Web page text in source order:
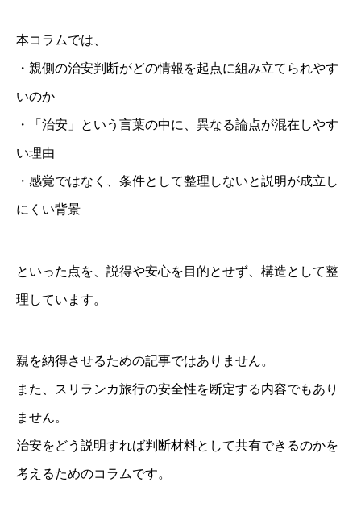
本コラムでは、
・親側の治安判断がどの情報を起点に組み立てられやす
いのか
・「治安」という言葉の中に、異なる論点が混在しやす
い理由
・感覚ではなく、条件として整理しないと説明が成立し
にくい背景
といった点を、説得や安心を目的とせず、構造として整
理しています。
親を納得させるための記事ではありません。
また、スリランカ旅行の安全性を断定する内容でもあり
ません。
治安をどう説明すれば判断材料として共有できるのかを
考えるためのコラムです。